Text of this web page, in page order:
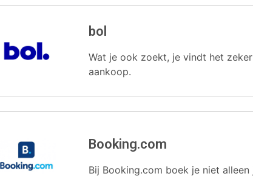
bol
Wat je ook zoekt, je vindt het
aankoop.
Booking.com
Bij Booking.com boek je niet